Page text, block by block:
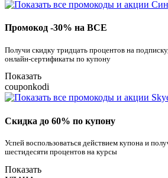
Промокод -30% на ВСЕ
Получи скидку тридцать процентов на
онлайн-сертификаты по купону
Показать
couponkodi
Скидка до 60% по купону
Успей воспользоваться действием купона и
шестидесяти процентов на курсы
Показать